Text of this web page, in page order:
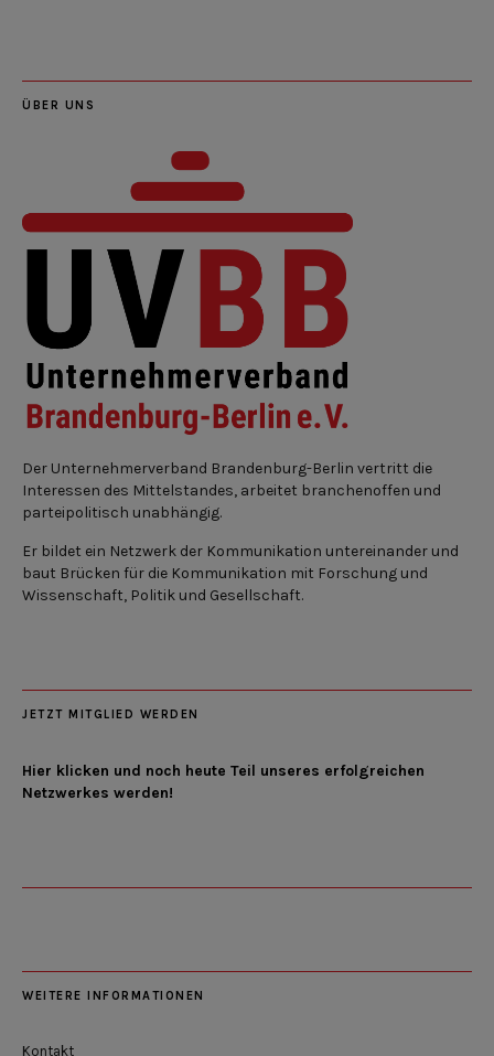
ÜBER UNS
Der Unternehmerverband Brandenburg-Berlin vertritt die
Interessen des Mittelstandes, arbeitet branchenoffen und
parteipolitisch unabhängig.
Er bildet ein Netzwerk der Kommunikation untereinander und
baut Brücken für die Kommunikation mit Forschung und
Wissenschaft, Politik und Gesellschaft.
JETZT MITGLIED WERDEN
Hier klicken und noch heute Teil unseres erfolgreichen
Netzwerkes werden!
WEITERE INFORMATIONEN
Kontakt